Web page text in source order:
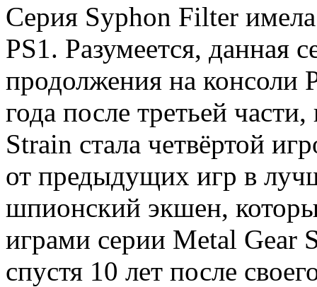
Серия Syphon Filter
PS1. Разумеется, данная
продолжения на консоли
года после третьей
Strain стала четвёртой
от предыдущих игр в
шпионский экшен,
играми серии Metal Gear
спустя 10 лет после